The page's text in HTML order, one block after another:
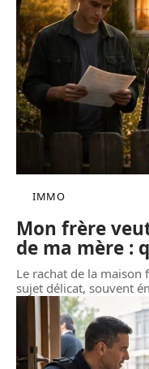
IMMO
Mon frère
de ma mère :
Le rachat de la
sujet délicat, souvent